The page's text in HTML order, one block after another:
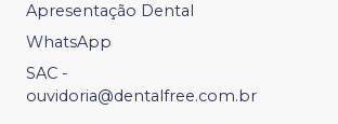
Apresentação Dental
WhatsApp
SAC -
ouvidoria@dentalfree.com.br